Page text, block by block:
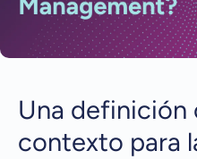
Una definición del CLM
Las tres dimensiones
Por qué la arquitectura
estratégica
Una definición
contexto para